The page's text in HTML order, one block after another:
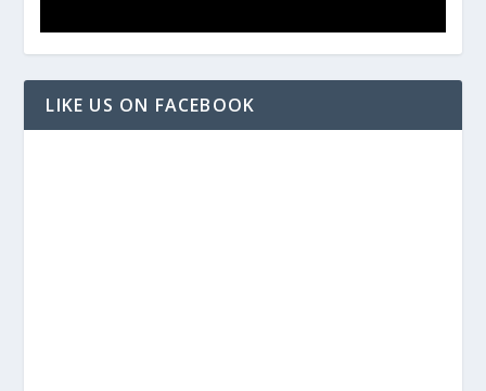
LIKE US ON FACEBOOK